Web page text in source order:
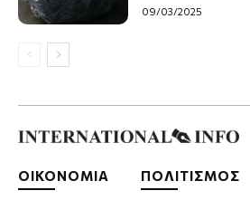
09/03/2025
ΟΙΚΟΝΟΜΙΑ ΠΟΛΙΤΙΣΜΟΣ